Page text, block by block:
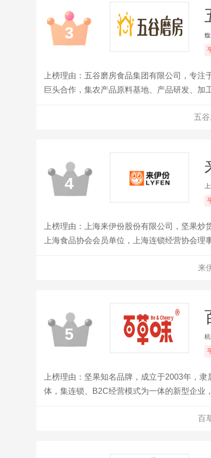
3
上榜理由：五谷磨房食品集团有限公司，专
巨头合作，集农产品原料基地、产品研发、加
五
4
上榜理由：上海来伊份股份有限公司，坚果
上海食品协会会员单位，上海连锁经营协会理
来
5
上榜理由：坚果知名品牌，成立于2003年，
体，集连锁、B2C经营模式为一体的新型企业
百